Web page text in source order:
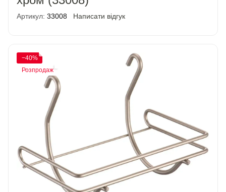
Артикул: 33008 Написати відгук
−40%
Розпродаж